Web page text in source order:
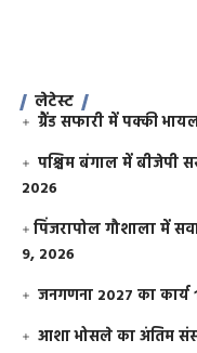
लेटेस्ट
ग्रैंड सफारी में पक्की
पश्चिम बंगाल में बीजेपी
2026
​पिंजरापोल गौशाला में
9, 2026
जनगणना 2027 का
आशा भोसले का अंतिम